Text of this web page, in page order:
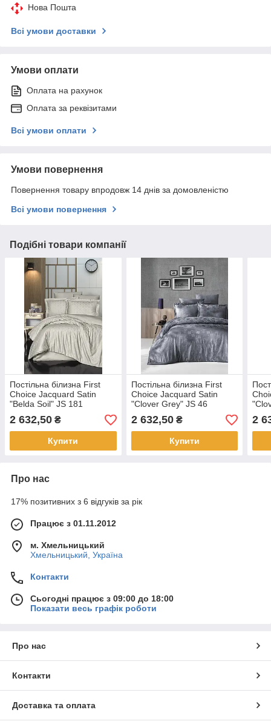
Нова Пошта
Всі умови доставки
Умови оплати
Оплата на рахунок
Оплата за реквізитами
Всі умови оплати
Умови повернення
Повернення товару впродовж 14 днів за домовленістю
Всі умови повернення
Подібні товари компанії
Постільна білизна First
Choice Jacquard Satin
"Belda Soil" JS 181
2 632,50 ₴
Купити
Постільна білизна First
Choice Jacquard Satin
"Clover Grey" JS 46
2 632,50₴
Купити
2
Про нас
17% позитивних з 6 відгуків за рік
Працює з 01.11.2012
м. Хмельницький
Хмельницький, Україна
Контакти
Сьогодні працює з 09:00 до 18:00
Показати весь графік роботи
Про нас
Контакти
Доставка та оплата